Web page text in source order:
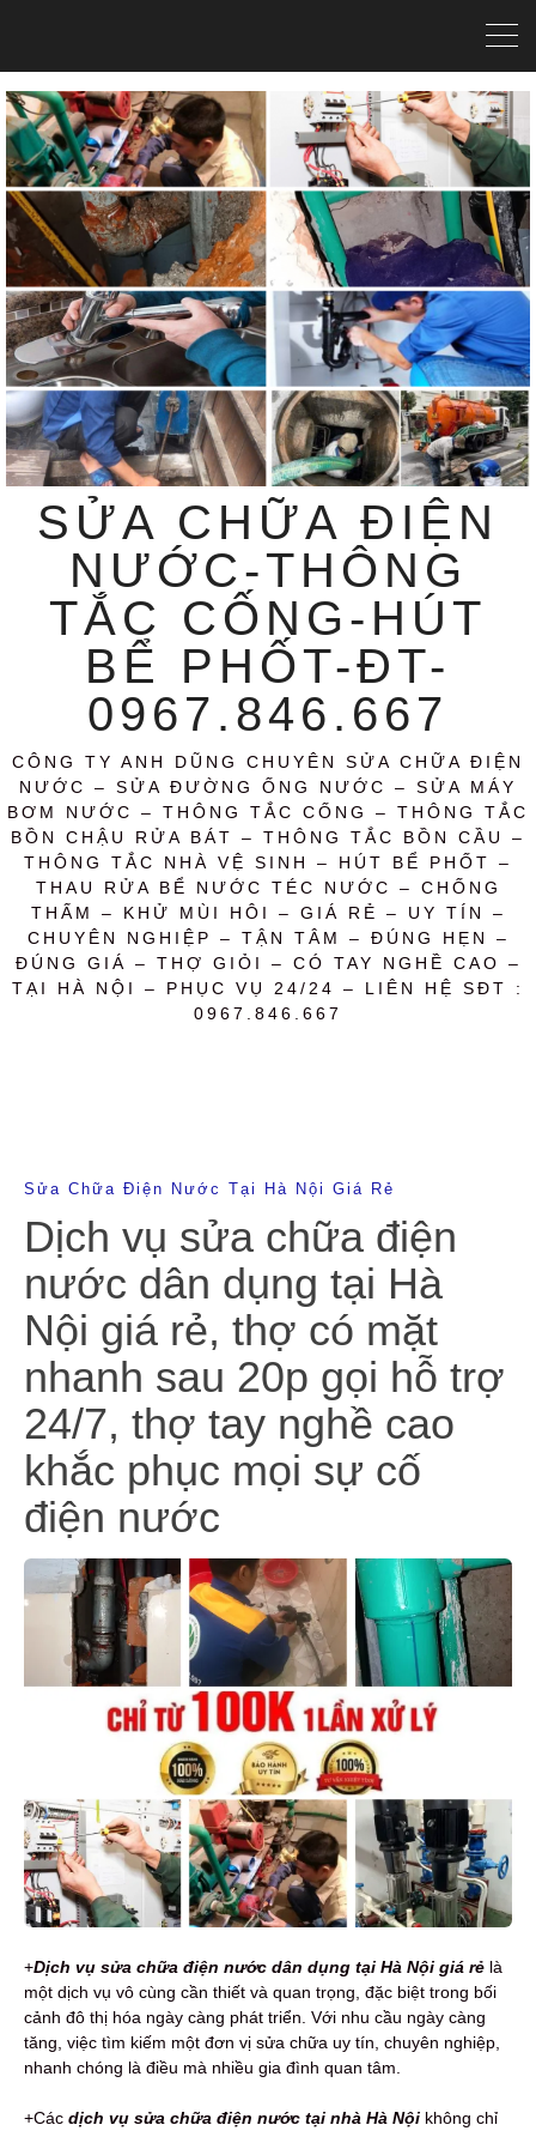
SỬA CHỮA ĐIỆN
NƯỚC-THÔNG
TẮC CỐNG-HÚT
BỂ PHỐT-ĐT-
0967.846.667
CÔNG TY ANH DŨNG CHUYÊN SỬA CHỮA ĐIỆN
NƯỚC – SỬA ĐƯỜNG ỐNG NƯỚC – SỬA MÁY
BƠM NƯỚC – THÔNG TẮC CỐNG – THÔNG TẮC
BỒN CHẬU RỬA BÁT – THÔNG TẮC BỒN CẦU –
THÔNG TẮC NHÀ VỆ SINH – HÚT BỂ PHỐT –
THAU RỬA BỂ NƯỚC TÉC NƯỚC – CHỐNG
THẤM – KHỬ MÙI HÔI – GIÁ RẺ – UY TÍN –
CHUYÊN NGHIỆP – TẬN TÂM – ĐÚNG HẸN –
ĐÚNG GIÁ – THỢ GIỎI – CÓ TAY NGHỀ CAO –
TẠI HÀ NỘI – PHỤC VỤ 24/24 – LIÊN HỆ SĐT :
0967.846.667
Sửa Chữa Điện Nước Tại Hà Nội Giá Rẻ
Dịch vụ sửa chữa điện
nước dân dụng tại Hà
Nội giá rẻ, thợ có mặt
nhanh sau 20p gọi hỗ trợ
24/7, thợ tay nghề cao
khắc phục mọi sự cố
điện nước
+Dịch vụ sửa chữa điện nước dân dụng tại Hà Nội giá rẻ là
một dịch vụ vô cùng cần thiết và quan trọng, đặc biệt trong bối
cảnh đô thị hóa ngày càng phát triển. Với nhu cầu ngày càng
tăng, việc tìm kiếm một đơn vị sửa chữa uy tín, chuyên nghiệp,
nhanh chóng là điều mà nhiều gia đình quan tâm.
+Các dịch vụ sửa chữa điện nước tại nhà Hà Nội không chỉ